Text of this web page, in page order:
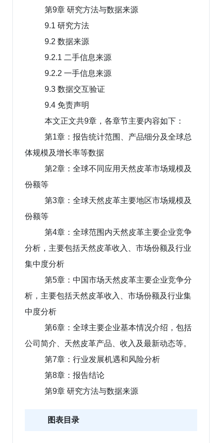
第9章 研究方法与数据来源
9.1 研究方法
9.2 数据来源
9.2.1 二手信息来源
9.2.2 一手信息来源
9.3 数据交互验证
9.4 免责声明
本文正文共9章，各章节主要内容如下：
第1章：报告统计范围、产品细分及全球总
体规模及增长率等数据
第2章：全球不同应用天然皮革市场规模及
份额等
第3章：全球天然皮革主要地区市场规模及
份额等
第4章：全球范围内天然皮革主要企业竞争
分析，主要包括天然皮革收入、市场份额及行业
集中度分析
第5章：中国市场天然皮革主要企业竞争分
析，主要包括天然皮革收入、市场份额及行业集
中度分析
第6章：全球主要企业基本情况介绍，包括
公司简介、天然皮革产品、收入及最新动态等。
第7章：行业发展机遇和风险分析
第8章：报告结论
第9章 研究方法与数据来源
图表目录